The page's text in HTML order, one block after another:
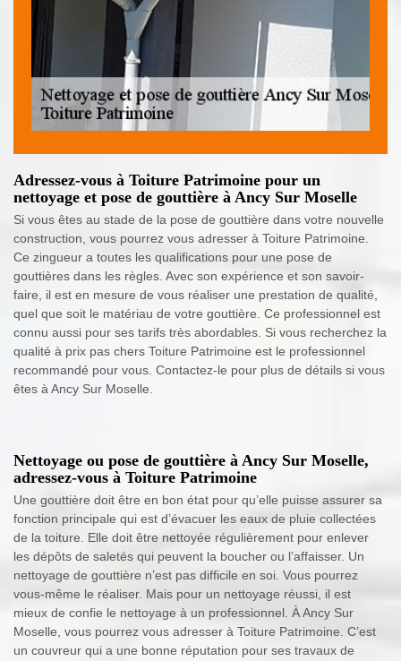
Adressez-vous à Toiture Patrimoine pour un
nettoyage et pose de gouttière à Ancy Sur Moselle
Si vous êtes au stade de la pose de gouttière dans votre nouvelle
construction, vous pourrez vous adresser à Toiture Patrimoine.
Ce zingueur a toutes les qualifications pour une pose de
gouttières dans les règles. Avec son expérience et son savoir-
faire, il est en mesure de vous réaliser une prestation de qualité,
quel que soit le matériau de votre gouttière. Ce professionnel est
connu aussi pour ses tarifs très abordables. Si vous recherchez la
qualité à prix pas chers Toiture Patrimoine est le professionnel
recommandé pour vous. Contactez-le pour plus de détails si vous
êtes à Ancy Sur Moselle.
Nettoyage ou pose de gouttière à Ancy Sur Moselle,
adressez-vous à Toiture Patrimoine
Une gouttière doit être en bon état pour qu’elle puisse assurer sa
fonction principale qui est d’évacuer les eaux de pluie collectées
de la toiture. Elle doit être nettoyée régulièrement pour enlever
les dépôts de saletés qui peuvent la boucher ou l’affaisser. Un
nettoyage de gouttière n’est pas difficile en soi. Vous pourrez
vous-même le réaliser. Mais pour un nettoyage réussi, il est
mieux de confie le nettoyage à un professionnel. À Ancy Sur
Moselle, vous pourrez vous adresser à Toiture Patrimoine. C’est
un couvreur qui a une bonne réputation pour ses travaux de